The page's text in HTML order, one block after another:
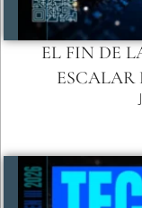
EL FIN DE
ESCALAR